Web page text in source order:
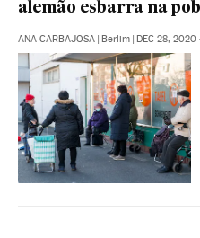
alemão esbarra na
ANA CARBAJOSA Berlim DEC 28, 2020